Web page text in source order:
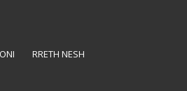
RRETH NESH